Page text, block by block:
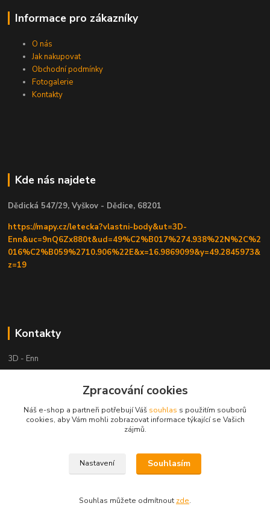
Informace pro zákazníky
O nás
Jak nakupovat
Obchodní podmínky
Fotogalerie
Kontakty
Kde nás najdete
Dědická 547/29, Vyškov - Dědice, 68201
https://mapy.cz/letecka?vlastni-body&ut=3D-
Enn&uc=9nQ6Zx880t&ud=49%C2%B017%274.938%22N%2C%2
016%C2%B059%2710.906%22E&x=16.9869099&y=49.2845973&
z=19
Kontakty
3D - Enn
+420 605525911
tisk-3d@seznam.cz
Zpracování cookies
Náš e-shop a partneři potřebují Váš souhlas s použitím souborů
cookies, aby Vám mohli zobrazovat informace týkající se Vašich
zájmů.
Nastavení Souhlasím
Souhlas můžete odmítnout zde.